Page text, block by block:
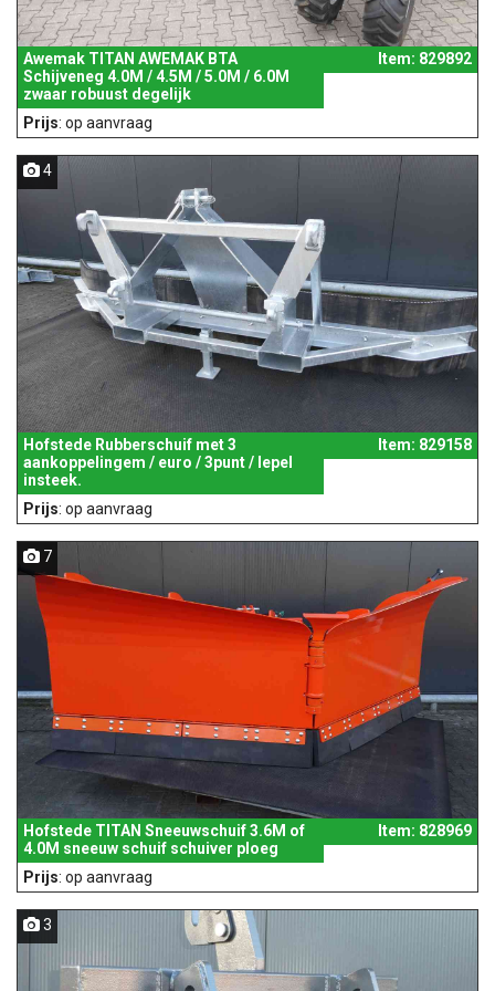
Awemak TITAN AWEMAK BTA
Schijveneg 4.0M / 4.5M / 5.0M / 6.0M
zwaar robuust degelijk
Item: 829892
Prijs: op aanvraag
4
Hofstede Rubberschuif met 3
aankoppelingem / euro / 3punt / lepel
insteek.
Item: 829158
Prijs: op aanvraag
7
Hofstede TITAN Sneeuwschuif 3.6M of
4.0M sneeuw schuif schuiver ploeg
Item: 828969
Prijs: op aanvraag
3